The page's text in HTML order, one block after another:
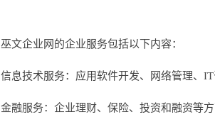
巫文企业网的企业服务包括以下内容：
信息技术服务：应用软件开发、网络管理、
金融服务：企业理财、保险、投资和融资等